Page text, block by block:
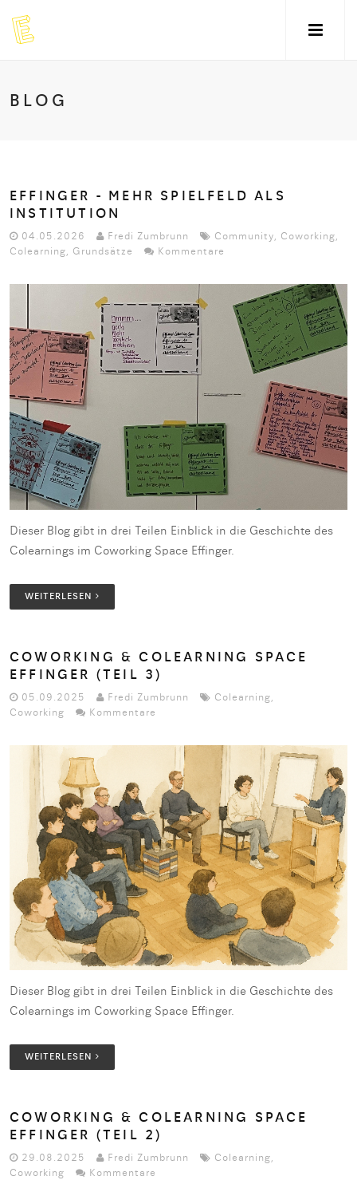
BLOG
EFFINGER - MEHR SPIELFELD ALS
INSTITUTION
04.05.2026 Fredi Zumbrunn Community, Coworking,
Colearning, Grundsätze Kommentare
Dieser Blog gibt in drei Teilen Einblick in die Geschichte des
Colearnings im Coworking Space Effinger.
WEITERLESEN
COWORKING & COLEARNING SPACE
EFFINGER (TEIL 3)
05.09.2025 Fredi Zumbrunn Colearning,
Coworking
Kommentare
Dieser Blog gibt in drei Teilen Einblick in die Geschichte des
Colearnings im Coworking Space Effinger.
WEITERLESEN
COWORKING & COLEARNING SPACE
EFFINGER (TEIL 2)
29.08.2025 Fredi Zumbrunn Colearning,
Coworking
Kommentare